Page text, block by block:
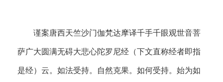
谨案唐西天竺沙门伽梵达摩译千手千眼观世音菩
萨广大圆满无碍大悲心陀罗尼经（下文直称经者即指
是经）云。如法受持。自然克果。如何受持。始为如